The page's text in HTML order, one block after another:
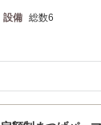
設備 総数6